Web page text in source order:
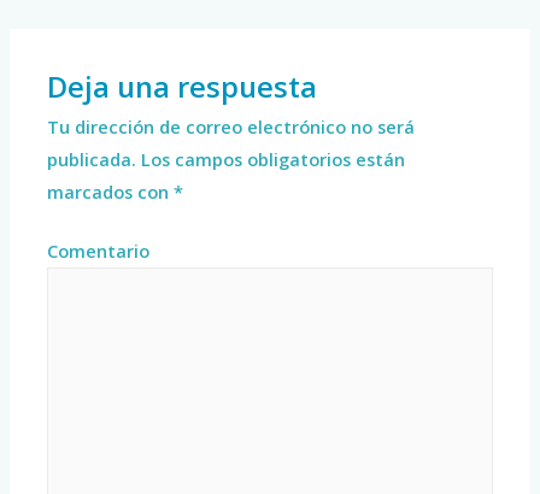
Deja una respuesta
Tu dirección de correo electrónico no será
publicada. Los campos obligatorios están
marcados con*
Comentario